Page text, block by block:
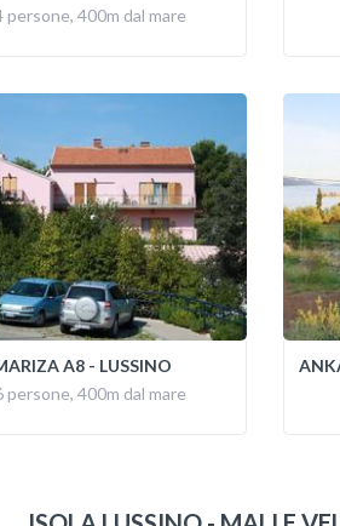
persone, 400m dal mare
A8 - LUSSINO
persone, 400m dal mare